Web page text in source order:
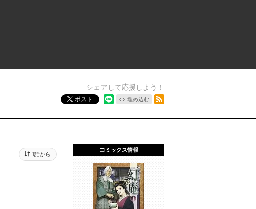
シェアして応援しよう！
ポスト 埋め込む
1話から
コミックス情報